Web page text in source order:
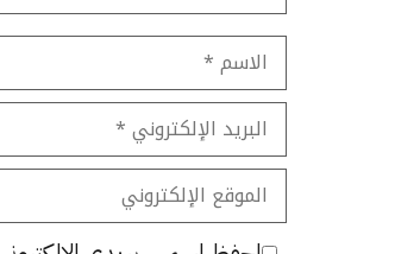
الاسم
البريد
الإلكتروني
الموقع
الإلكتروني